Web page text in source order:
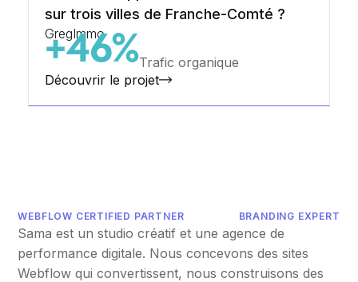
sur trois villes de Franche-Comté ?
GregImmo
+46%Trafic organique
Découvrir le projet
WEBFLOW CERTIFIED PARTNER BRANDING EXPERT
Sama est un studio créatif et une agence de
performance digitale. Nous concevons des sites
Webflow qui convertissent, nous construisons des